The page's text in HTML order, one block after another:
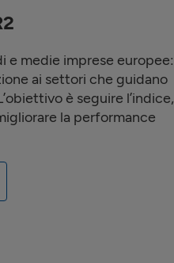
e medie imprese europee:
ai settori che guidano
è seguire l’indice,
la performance